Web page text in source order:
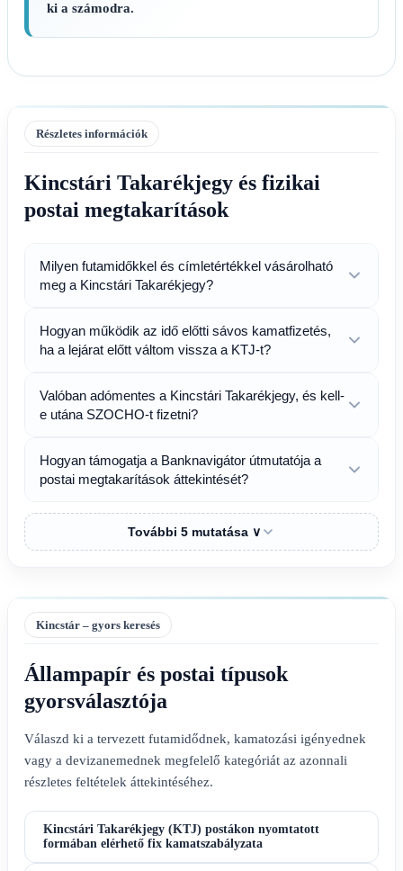
ki a számodra.
Részletes információk
Kincstári Takarékjegy és fizikai
postai megtakarítások
Milyen futamidőkkel és címletértékkel vásárolható
meg a Kincstári Takarékjegy?
Hogyan működik az idő előtti sávos kamatfizetés,
ha a lejárat előtt váltom vissza a KTJ-t?
Valóban adómentes a Kincstári Takarékjegy, és kell-
e utána SZOCHO-t fizetni?
Hogyan támogatja a Banknavigátor útmutatója a
postai megtakarítások áttekintését?
További 5 mutatása ∨
Kincstár – gyors keresés
Állampapír és postai típusok
gyorsválasztója
Válaszd ki a tervezett futamidődnek, kamatozási igényednek
vagy a devizanemednek megfelelő kategóriát az azonnali
részletes feltételek áttekintéséhez.
Kincstári Takarékjegy (KTJ) postákon nyomtatott
formában elérhető fix kamatszabályzata